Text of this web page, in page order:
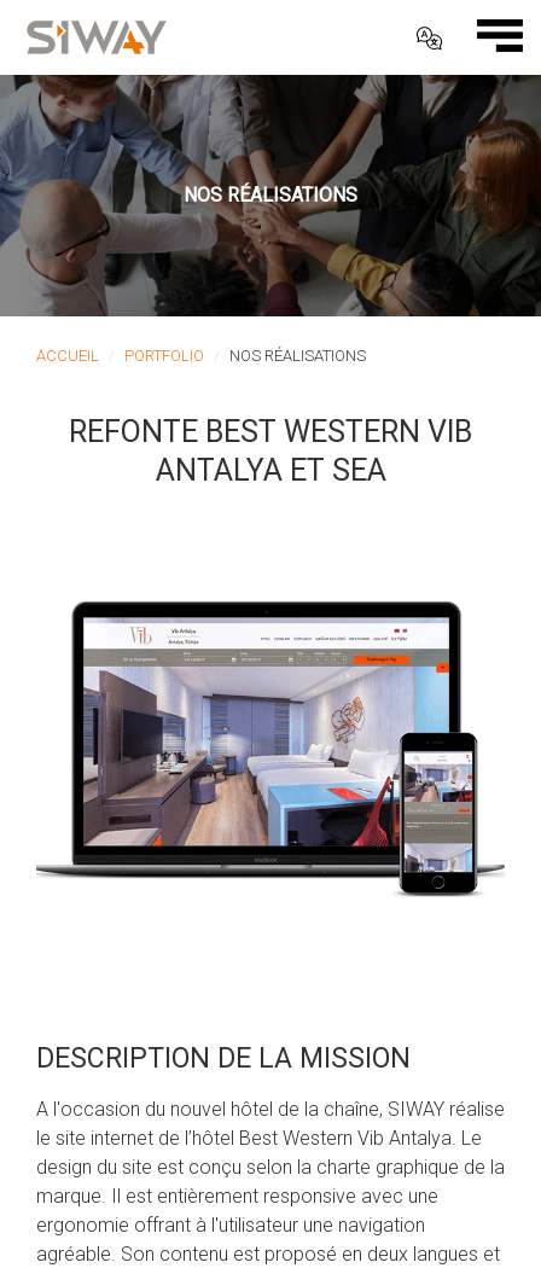
NOS RÉALISATIONS
ACCUEIL PORTFOLIO NOS RÉALISATIONS
REFONTE BEST WESTERN VIB
ANTALYA ET SEA
DESCRIPTION DE LA MISSION
A l'occasion du nouvel hôtel de la chaîne, SIWAY réalise
le site internet de l’hôtel Best Western Vib Antalya. Le
design du site est conçu selon la charte graphique de la
marque. Il est entièrement responsive avec une
ergonomie offrant à l'utilisateur une navigation
agréable. Son contenu est proposé en deux langues et